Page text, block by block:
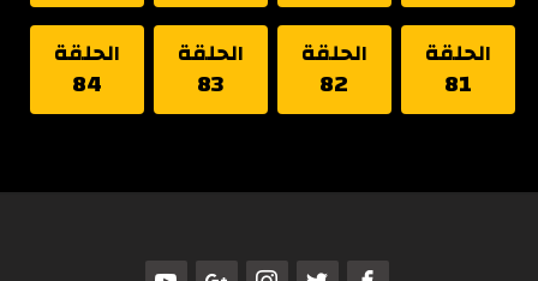
الحلقة
81
الحلقة
82
الحلقة
83
الحلقة
84